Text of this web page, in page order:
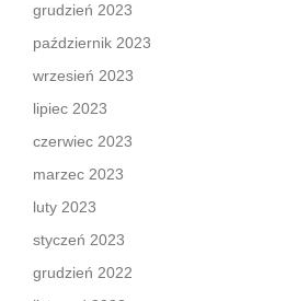
grudzień 2023
październik 2023
wrzesień 2023
lipiec 2023
czerwiec 2023
marzec 2023
luty 2023
styczeń 2023
grudzień 2022